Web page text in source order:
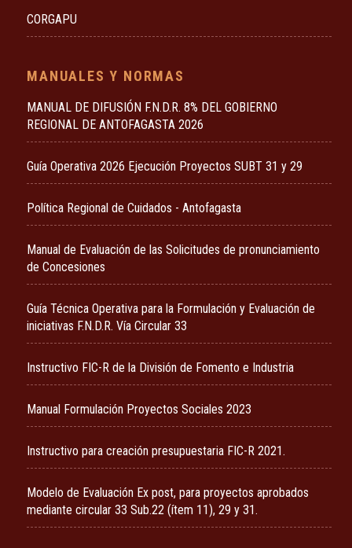
CORGAPU
MANUALES Y NORMAS
MANUAL DE DIFUSIÓN F.N.D.R. 8% DEL GOBIERNO
REGIONAL DE ANTOFAGASTA 2026
Guía Operativa 2026 Ejecución Proyectos SUBT 31 y 29
Política Regional de Cuidados - Antofagasta
Manual de Evaluación de las Solicitudes de pronunciamiento
de Concesiones
Guía Técnica Operativa para la Formulación y Evaluación de
iniciativas F.N.D.R. Vía Circular 33
Instructivo FIC-R de la División de Fomento e Industria
Manual Formulación Proyectos Sociales 2023
Instructivo para creación presupuestaria FIC-R 2021.
Modelo de Evaluación Ex post, para proyectos aprobados
mediante circular 33 Sub.22 (ítem 11), 29 y 31.